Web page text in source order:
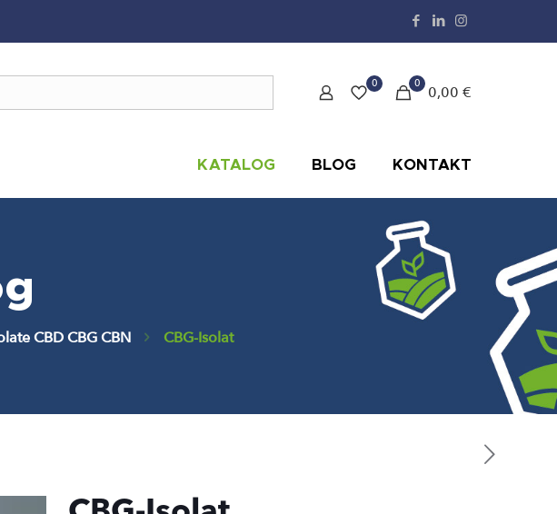
0 0 0,00 €
KATALOG BLOG KONTAKT
CBD CBG CBN CBG-Isolat